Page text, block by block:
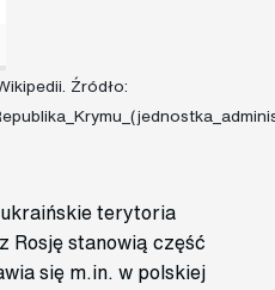
Źródło:
terytoria
Rosję stanowią część
się m.in. w polskiej